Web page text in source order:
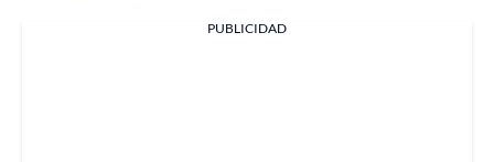
PUBLICIDAD